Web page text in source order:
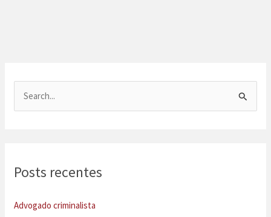
iPosts recentes
Advogado criminalista